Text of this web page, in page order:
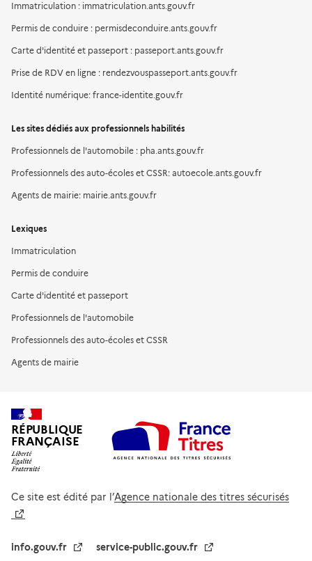
Immatriculation : immatriculation.ants.gouv.fr
Permis de conduire : permisdeconduire.ants.gouv.fr
Carte d'identité et passeport : passeport.ants.gouv.fr
Prise de RDV en ligne : rendezvouspasseport.ants.gouv.fr
Identité numérique: france-identite.gouv.fr
Les sites dédiés aux professionnels habilités
Professionnels de l'automobile : pha.ants.gouv.fr
Professionnels des auto-écoles et CSSR: autoecole.ants.gouv.fr
Agents de mairie: mairie.ants.gouv.fr
Lexiques
Immatriculation
Permis de conduire
Carte d'identité et passeport
Professionnels de l'automobile
Professionnels des auto-écoles et CSSR
Agents de mairie
RÉPUBLIQUE
FRANÇAISE
Ce site est édité par l’Agence nationale des titres sécurisés
info.gouv.fr service-public.gouv.fr